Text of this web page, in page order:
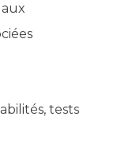
tests